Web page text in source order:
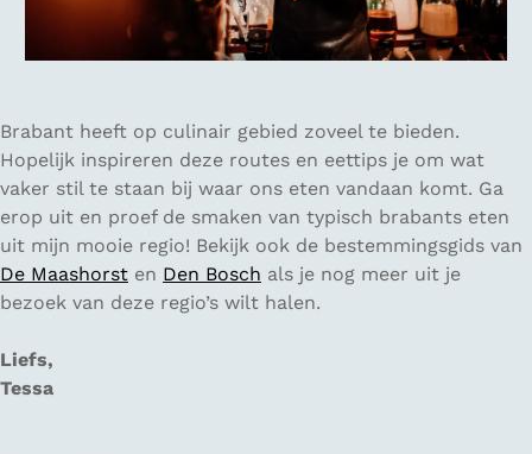
Brabant heeft op culinair gebied zoveel te bieden.
Hopelijk inspireren deze routes en eettips je om wat
vaker stil te staan bij waar ons eten vandaan komt. Ga
erop uit en proef de smaken van typisch brabants eten
uit mijn mooie regio! Bekijk ook de bestemmingsgids van
De Maashorst en Den Bosch als je nog meer uit je
bezoek van deze regio’s wilt halen.
Liefs,
Tessa